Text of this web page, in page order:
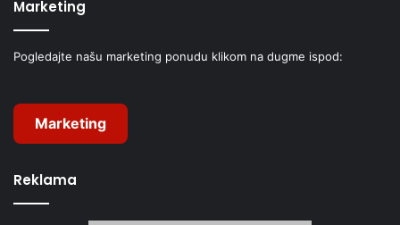
Marketing
Pogledajte našu marketing ponudu klikom na dugme ispod:
Marketing
Reklama